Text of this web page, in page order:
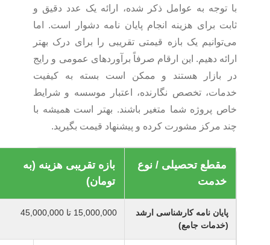
با توجه به عوامل ذکر شده، ارائه یک عدد دقیق و
ثابت برای هزینه انجام پایان نامه دشوار است. اما
می‌توانیم یک بازه قیمتی تقریبی را برای درک بهتر
ارائه دهیم. این ارقام صرفاً برآوردهای عمومی و رایج
در بازار هستند و ممکن است بسته به کیفیت
خدمات، تخصص نگارنده، اعتبار موسسه و شرایط
خاص پروژه شما متغیر باشند. بهتر است همیشه با
چند مرکز مشورت کرده و پیشنهاد قیمت بگیرید.
مقطع تحصیلی / نوع
خدمت
بازه تقریبی هزینه (به
تومان)
پایان نامه کارشناسی ارشد
(خدمات جامع)
15,000,000 تا 45,000,000